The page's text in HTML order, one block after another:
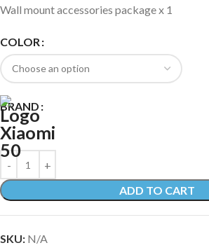
Wall mount accessories package x 1
COLOR
BRAND
ADD TO CART
SKU: N/A